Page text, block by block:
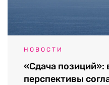
НОВОСТИ
«Сдача позиций»:
перспективы